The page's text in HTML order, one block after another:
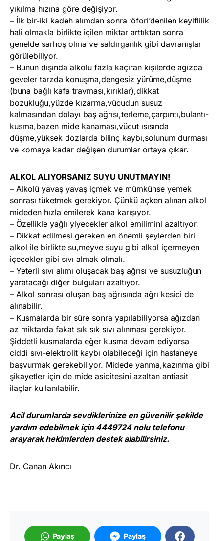
yıkılma hızına göre değişiyor.
– İlk bir-iki kadeh alımdan sonra ‘öfori’denilen keyiflilik
hali olmakla birlikte içilen miktar arttıktan sonra
genelde sarhoş olma ve saldırganlık gibi davranışlar
görülebiliyor.
– Bunun dışında alkolü fazla kaçıran kişilerde ağızda
geveler tarzda konuşma,dengesiz yürüme,düşme
(buna bağlı kafa travması,kırıklar),dikkat
bozukluğu,yüzde kızarma,vücudun susuz
kalmasından dolayı baş ağrısı,terleme,çarpıntı,bulantı-
kusma,bazen mide kanaması,vücut ısısında
düşme,yüksek dozlarda bilinç kaybı,solunum durması
ve komaya kadar değişen durumlar ortaya çıkar.
ALKOL ALIYORSANIZ SUYU UNUTMAYIN!
– Alkolü yavaş yavaş içmek ve mümkünse yemek
sonrası tüketmek gerekiyor. Çünkü açken alınan alkol
mideden hızla emilerek kana karışıyor.
– Özellikle yağlı yiyecekler alkol emilimini azaltıyor.
– Dikkat edilmesi gereken en önemli şeylerden biri
alkol ile birlikte su,meyve suyu gibi alkol içermeyen
içecekler gibi sıvı almak olmalı.
– Yeterli sıvı alımı oluşacak baş ağrısı ve susuzluğun
yaratacağı diğer bulguları azaltıyor.
– Alkol sonrası oluşan baş ağrısında ağrı kesici de
alınabilir.
– Kusmalarda bir süre sonra yapılabiliyorsa ağızdan
az miktarda fakat sık sık sıvı alınması gerekiyor.
Şiddetli kusmalarda eğer kusma devam ediyorsa
ciddi sıvı-elektrolit kaybı olabileceği için hastaneye
başvurmak gerekebiliyor. Midede yanma,kazınma gibi
şikayetler için de mide asiditesini azaltan antiasit
ilaçlar kullanılabilir.
Acil durumlarda sevdiklerinize en güvenilir şekilde
yardım edebilmek için 4449724 nolu telefonu
arayarak hekimlerden destek alabilirsiniz.
Dr. Canan Akıncı
Paylaş Paylaş